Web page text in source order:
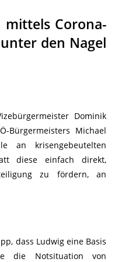
mittels Corona-
den Nagel
Dominik
Bürgermeisters Michael
an krisengebeutelten
diese einfach direkt,
zu fördern, an
dass Ludwig eine Basis
die Notsituation von